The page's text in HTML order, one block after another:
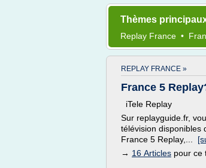
Thèmes
Replay France •
REPLAY FRANCE »
France 5
iTele Replay
Sur replayguide.fr,
télévision disponibles
France 5 Replay,...
→ 16 Articles pour ce